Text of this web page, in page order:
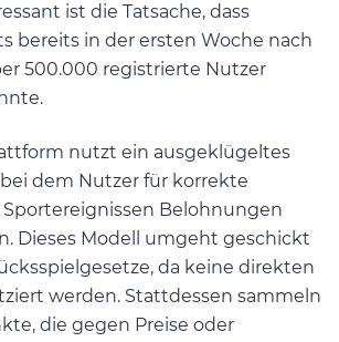
ist die Tatsache, dass
bereits in der ersten Woche nach
500.000 registrierte Nutzer
nutzt ein ausgeklügeltes
dem Nutzer für korrekte
Sportereignissen Belohnungen
Dieses Modell umgeht geschickt
da keine direkten
werden. Stattdessen sammeln
die gegen Preise oder